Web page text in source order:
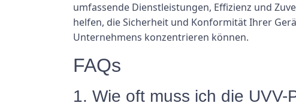
umfassende Dienstleistungen, Effizienz und
helfen, die Sicherheit und Konformität Ihrer
Unternehmens konzentrieren können.
FAQs
1. Wie oft muss ich die